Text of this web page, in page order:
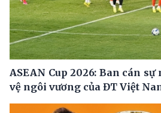
ASEAN Cup 2026: Ban cán
vệ ngôi vương của ĐT Việt